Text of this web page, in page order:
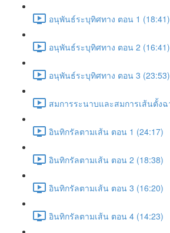
อนุพันธ์ระบุทิศทาง ตอน 1 (18:41)
อนุพันธ์ระบุทิศทาง ตอน 2 (16:41)
อนุพันธ์ระบุทิศทาง ตอน 3 (23:53)
สมการระนาบและสมการเส้นตั้งฉ
อินทิกรัลตามเส้น ตอน 1 (24:17)
อินทิกรัลตามเส้น ตอน 2 (18:38)
อินทิกรัลตามเส้น ตอน 3 (16:20)
อินทิกรัลตามเส้น ตอน 4 (14:23)